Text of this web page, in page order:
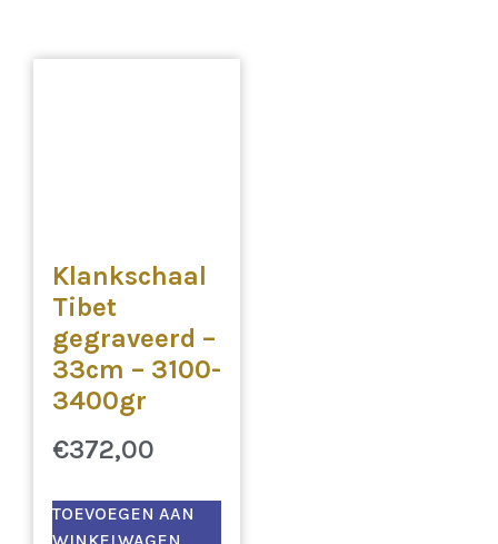
Klankschaal
Tibet
gegraveerd –
33cm – 3100-
3400gr
€372,00
TOEVOEGEN AAN